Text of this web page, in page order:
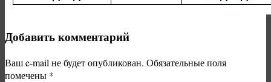
Добавить комментарий
Ваш e-mail не будет опубликован. Обязательные поля
помечены *